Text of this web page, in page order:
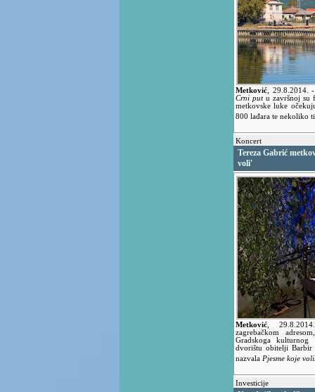
Metković 29.8.2014. -
Crni putu završnoj su
metkovske luke
800 lađara te nekoliko
Koncert
Tereza Gabrić
voli'
Metković
zagrebačkom
Gradskoga
dvorištu obitelji
nazvala Pjesme koje
Investicije